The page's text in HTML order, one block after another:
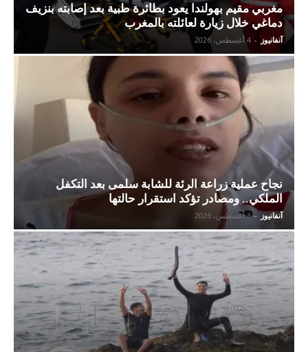
مغربي مقيم بهولندا يعود بطائرة طبية بعد إصابته بنزيف
دماغي خلال زيارة لعائلته بالمغرب
آنفانيوز - 4 أغسطس، 2026
نجاح عملية زراعة الرئة للشابة سلمى بعد التكفل
الملكي.. ومصادر تؤكد استقرار حالتها
آنفانيوز - 3 أغسطس، 2026